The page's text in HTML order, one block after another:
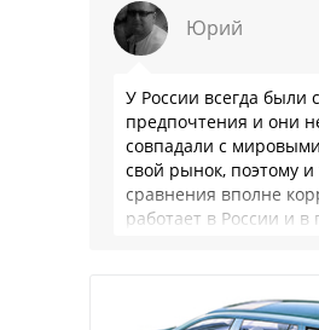
Юрий
У России всегда были
предпочтения и они
совпадали с
свой рынок, поэтому и
сравнения вполне
работает в России и в